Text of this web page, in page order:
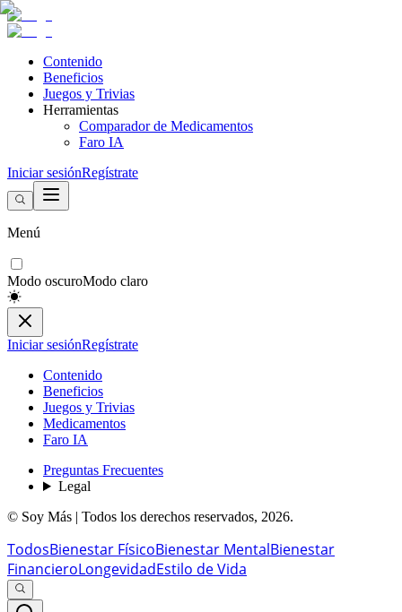
Contenido
Beneficios
Juegos y Trivias
Herramientas
Comparador de Medicamentos
Faro IA
Iniciar sesiónRegístrate
Menú
Modo oscuroModo claro
Iniciar sesiónRegístrate
Contenido
Beneficios
Juegos y Trivias
Medicamentos
Faro IA
Preguntas Frecuentes
Legal
© Soy Más | Todos los derechos reservados, 2026.
TodosBienestar FísicoBienestar MentalBienestar
FinancieroLongevidadEstilo de Vida